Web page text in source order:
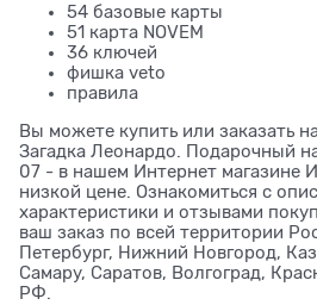
54 базовые карты
51 карта NOVEM
36 ключей
фишка veto
правила
Вы можете купить или заказать
Загадка Леонардо. Подарочный
07 - в нашем Интернет магазине
низкой цене. Ознакомиться с
характеристики и отзывами
ваш заказ по всей территории
Петербург, Нижний Новгород,
Самару, Саратов, Волгоград,
РФ.